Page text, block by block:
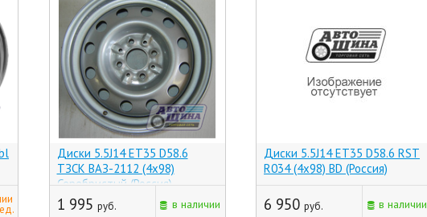
ед.
Диски 5.5J14 ET35 D58.6
ТЗСК ВАЗ-2112 (4x98)
Серебристый (Россия)
1 995 руб. в наличии
Диски 5.5J14 ET35 D58.6 RST
R034 (4x98) BD (Россия)
6 950 руб. в наличии